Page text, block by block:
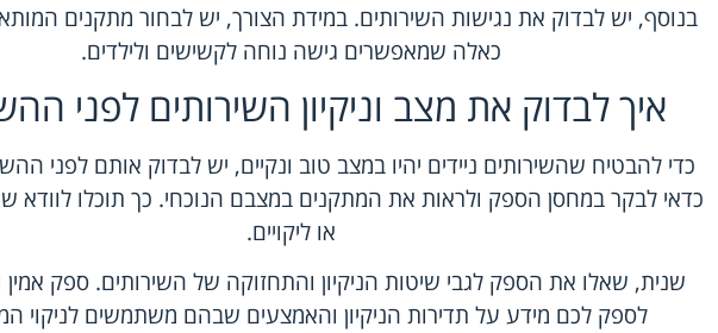
בנוסף, יש לבדוק את נגישות השירותים. במידת הצורך, יש לבחור מתקנים
כאלה שמאפשרים גישה נוחה לקשישים ולילדים.
איך לבדוק את מצב וניקיון השירותים לפני
כדי להבטיח שהשירותים ניידים יהיו במצב טוב ונקיים, יש לבדוק אותם לפני
כדאי לבקר במחסן הספק ולראות את המתקנים במצבם הנוכחי. כך תוכלו לוודא
או ליקויים.
שנית, שאלו את הספק לגבי שיטות הניקיון והתחזוקה של השירותים. ספק אמין
לספק לכם מידע על תדירות הניקיון והאמצעים שבהם משתמשים לניקוי